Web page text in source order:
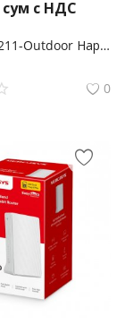
сум с НДС
TP-Link NE211-Outdoor Наружный шлюз 5G
0